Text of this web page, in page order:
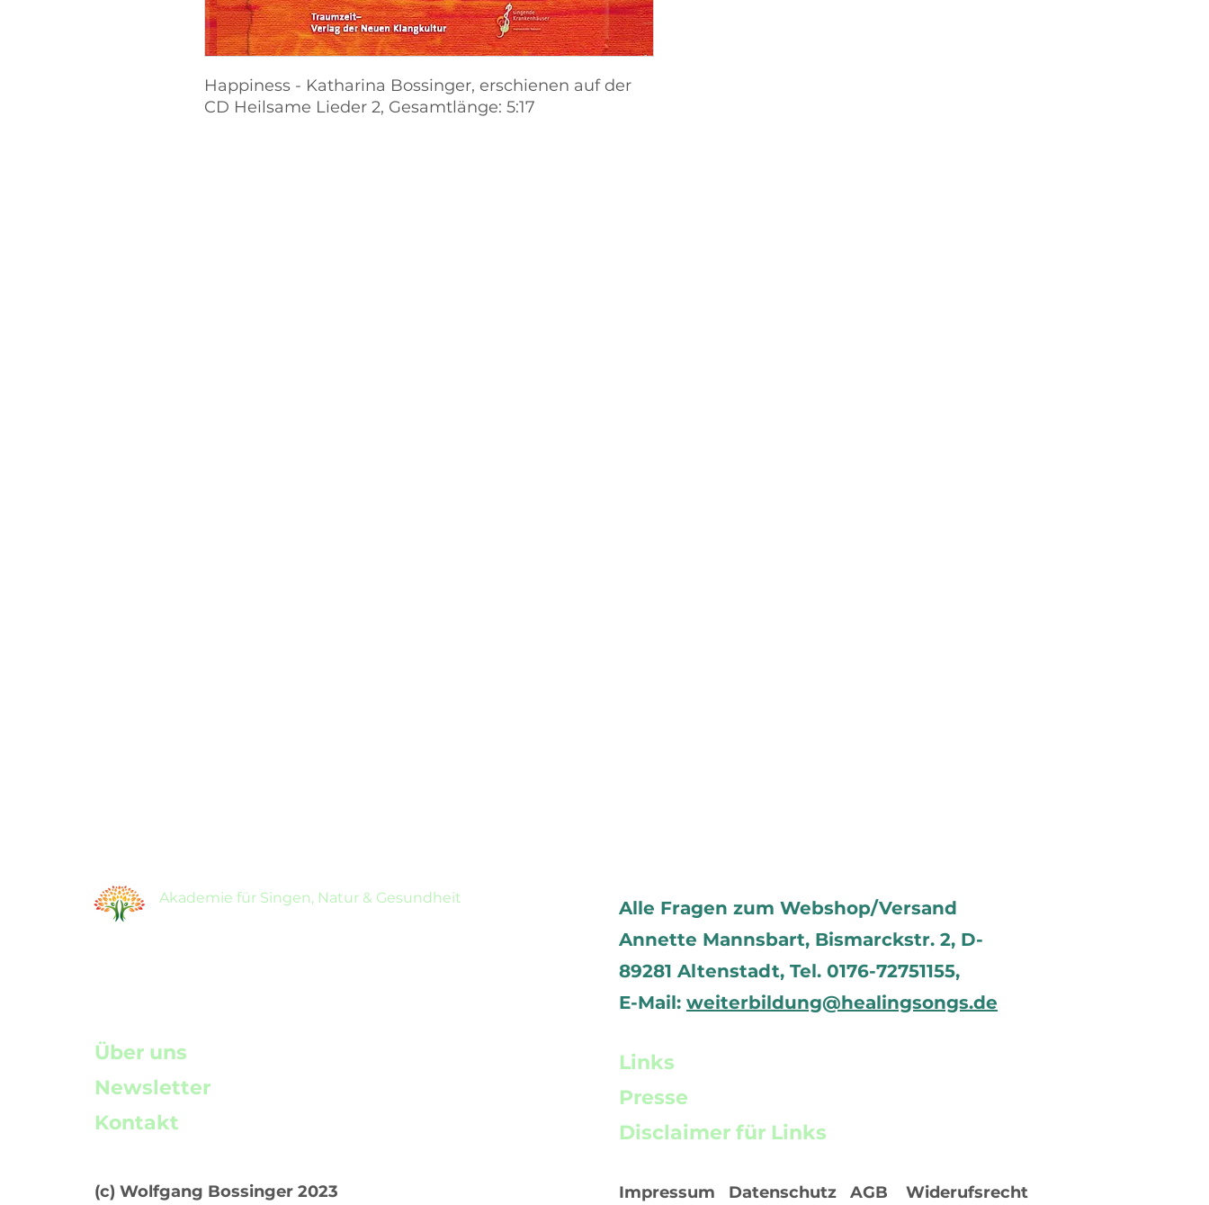
Happiness - Katharina Bossinger, erschienen auf der
CD Heilsame Lieder 2, Gesamtlänge: 5:17
Akademie für Singen, Natur & Gesundheit
Über uns
Newsletter
Kontakt
(c) Wolfgang Bossinger 2023
Alle Fragen zum Webshop/Versand
Annette Mannsbart, Bismarckstr. 2, D-
89281 Altenstadt, Tel. 0176-72751155,
E-Mail: weiterbildung@healingsongs.de
Links
Presse
Disclaimer für Links
Impressum Datenschutz AGB Widerufsrecht